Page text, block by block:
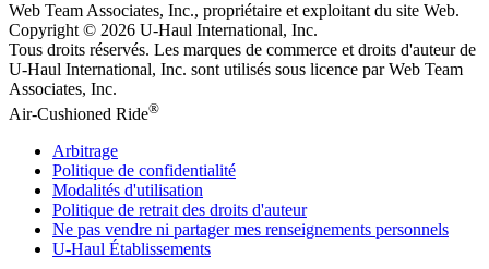
Web Team Associates, Inc., propriétaire et exploitant du site Web.
Copyright © 2026 U-Haul International, Inc.
Tous droits réservés. Les marques de commerce et droits d'auteur de
U-Haul International, Inc. sont utilisés sous licence par Web Team
Associates, Inc.
Air-Cushioned Ride®
Arbitrage
Politique de confidentialité
Modalités d'utilisation
Politique de retrait des droits d'auteur
Ne pas vendre ni partager mes renseignements personnels
U-Haul Établissements